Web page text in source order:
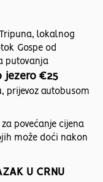
lokalnog
Gospe od
putovanja
jezero €25
autobusom
povećanje cijena
može doći nakon
U CRNU